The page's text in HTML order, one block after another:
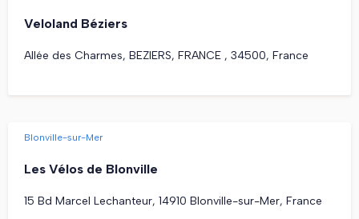
Veloland Béziers
Allée des Charmes, BEZIERS, FRANCE , 34500, France
Blonville-sur-Mer
Les Vélos de Blonville
15 Bd Marcel Lechanteur, 14910 Blonville-sur-Mer, France